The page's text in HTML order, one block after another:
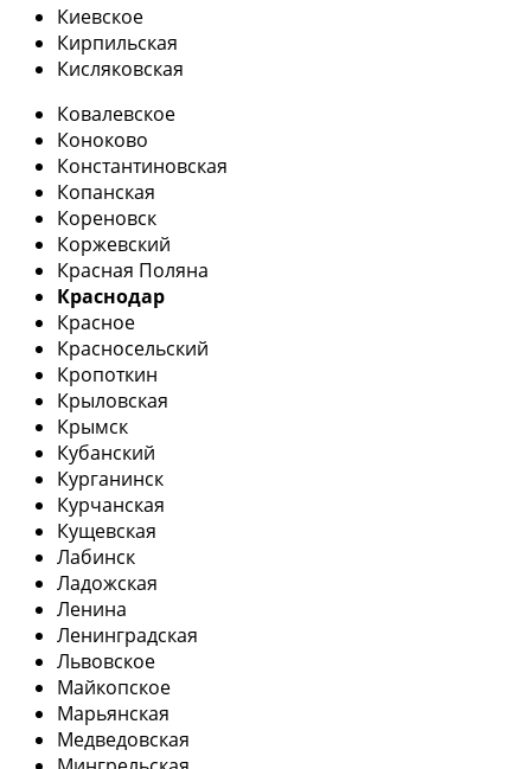
Киевское
Кирпильская
Кисляковская
Ковалевское
Коноково
Константиновская
Копанская
Кореновск
Коржевский
Красная Поляна
Краснодар
Красное
Красносельский
Кропоткин
Крыловская
Крымск
Кубанский
Курганинск
Курчанская
Кущевская
Лабинск
Ладожская
Ленина
Ленинградская
Львовское
Майкопское
Марьянская
Медведовская